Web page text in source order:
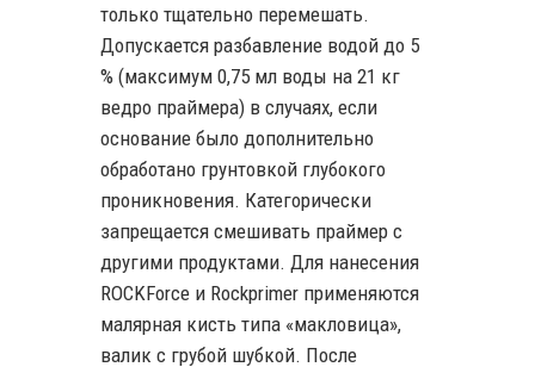
только тщательно перемешать.
Допускается разбавление водой до 5
% (максимум 0,75 мл воды на 21 кг
ведро праймера) в случаях, если
основание было дополнительно
обработано грунтовкой глубокого
проникновения. Категорически
запрещается смешивать праймер с
другими продуктами. Для нанесения
ROCKForce и Rockprimer применяются
малярная кисть типа «макловица»,
валик с грубой шубкой. После